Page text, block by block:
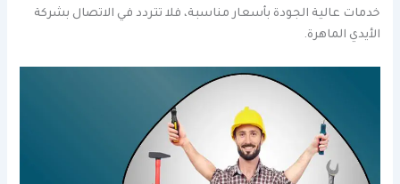
خدمات عالية الجودة بأسعار مناسبة، فلا تتردد في الاتصال بشركة
الأيدي الماهرة.